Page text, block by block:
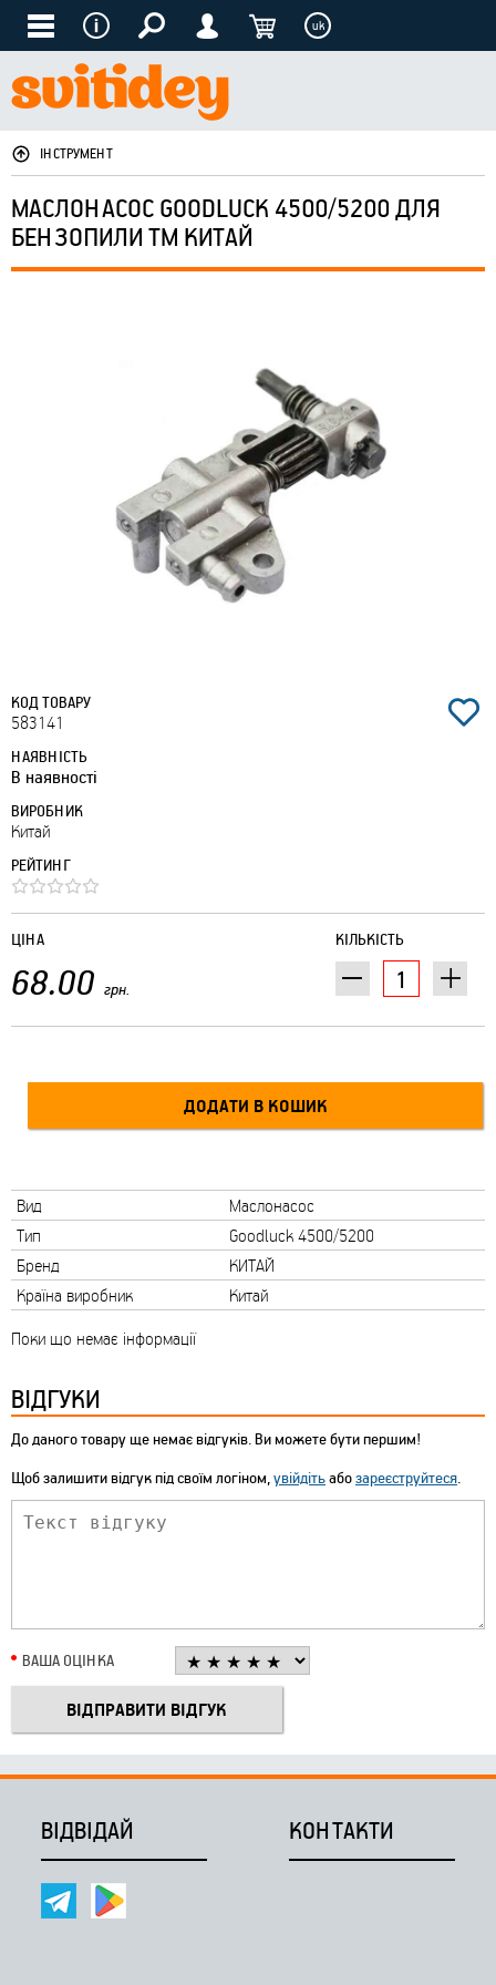
uk
ІНСТРУМЕНТ
МАСЛОНАСОС GOODLUCK 4500/5200 ДЛЯ
БЕНЗОПИЛИ ТМ КИТАЙ
КОД ТОВАРУ
583141
НАЯВНІСТЬ
В наявності
ВИРОБНИК
Китай
РЕЙТИНГ
КІЛЬКІСТЬ
ЦІНА
68.00 грн.
Вид
Маслонасос
Тип
Goodluck 4500/5200
Бренд
КИТАЙ
Країна виробник
Китай
Поки що немає інформації
ВІДГУКИ
До даного товару ще немає відгуків. Ви можете бути першим!
Щоб залишити відгук під своїм логіном,увійдітьабозареєструйтеся.
ВАША ОЦІНКА
ВІДВІДАЙ КОНТАКТИ